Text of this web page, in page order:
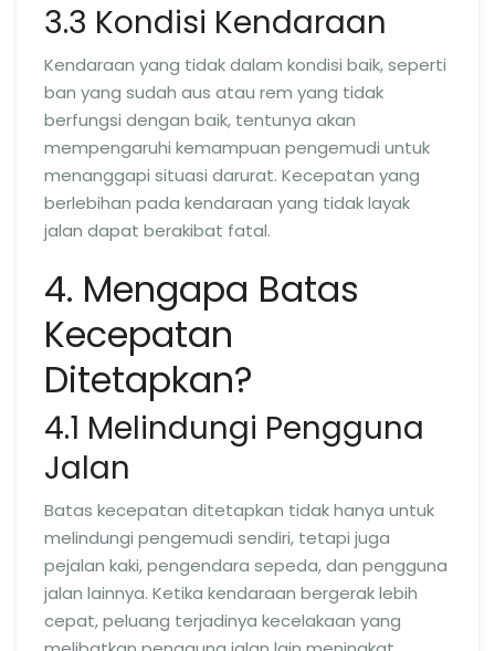
3.3 Kondisi Kendaraan
Kendaraan yang tidak dalam kondisi baik, seperti
ban yang sudah aus atau rem yang tidak
berfungsi dengan baik, tentunya akan
mempengaruhi kemampuan pengemudi untuk
menanggapi situasi darurat. Kecepatan yang
berlebihan pada kendaraan yang tidak layak
jalan dapat berakibat fatal.
4. Mengapa Batas
Kecepatan
Ditetapkan?
4.1 Melindungi Pengguna
Jalan
Batas kecepatan ditetapkan tidak hanya untuk
melindungi pengemudi sendiri, tetapi juga
pejalan kaki, pengendara sepeda, dan pengguna
jalan lainnya. Ketika kendaraan bergerak lebih
cepat, peluang terjadinya kecelakaan yang